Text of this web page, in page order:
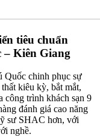
tiêu chuẩn
– Kiên Giang
Quốc chinh phục sự
kiêu kỳ, bắt mắt,
công trình khách sạn 9
đánh giá cao năng
sư SHAC hơn, với
nghề.